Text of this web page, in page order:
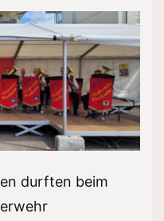
durften beim